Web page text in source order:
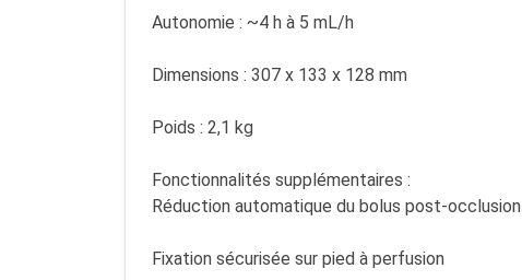
Autonomie : ~4 h à 5 mL/h
Dimensions : 307 x 133 x 128 mm
Poids : 2,1 kg
Fonctionnalités supplémentaires :
Réduction automatique du bolus post-occlusion
Fixation sécurisée sur pied à perfusion